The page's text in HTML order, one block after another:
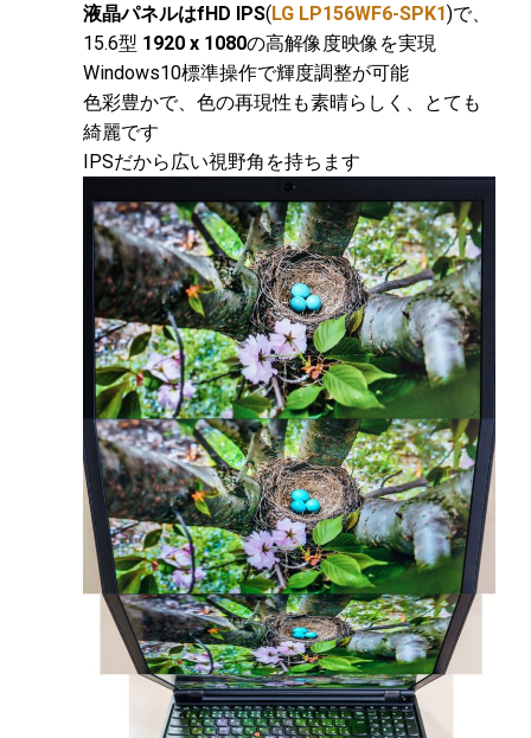
液晶パネルはfHD IPS(LG LP156WF6-SPK1)で、
15.6型 1920 x 1080の高解像度映像を実現
Windows10標準操作で輝度調整が可能
色彩豊かで、色の再現性も素晴らしく、とても
綺麗です
IPSだから広い視野角を持ちます